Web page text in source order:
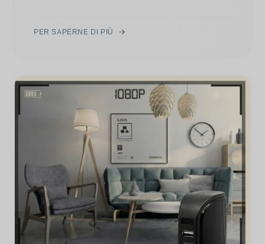
PER SAPERNE DI PIÙ